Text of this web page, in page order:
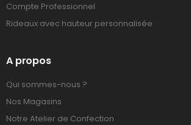
Compte Professionnel
Rideaux avec hauteur personnalisée
A propos
Qui sommes-nous ?
Nos Magasins
Notre Atelier de Confection